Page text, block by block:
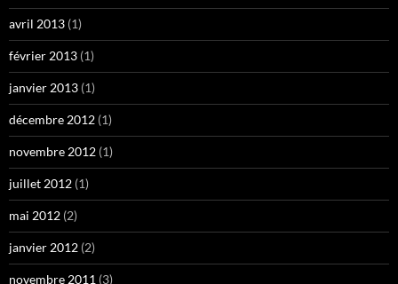
avril 2013 (1)
février 2013 (1)
janvier 2013 (1)
décembre 2012 (1)
novembre 2012 (1)
juillet 2012 (1)
mai 2012 (2)
janvier 2012 (2)
novembre 2011 (3)